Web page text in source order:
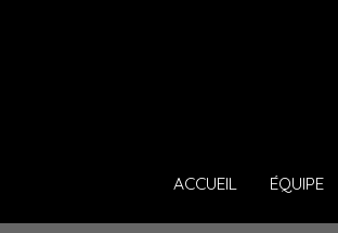
ACCUEIL ÉQUIPE